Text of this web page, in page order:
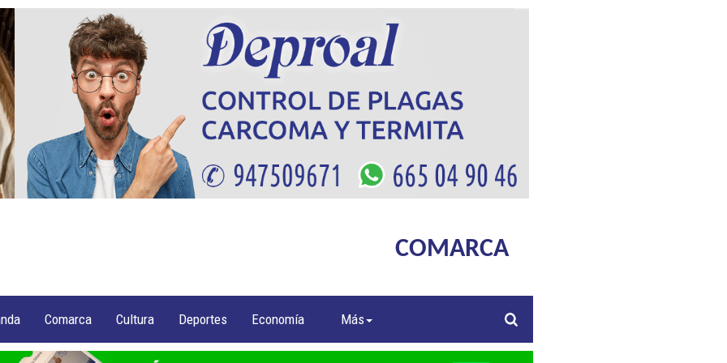
COMARCA
Comarca Cultura Deportes Economía Más